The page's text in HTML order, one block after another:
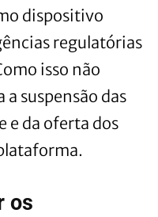
dispositivo
regulatórias
isso não
suspensão das
e da oferta dos
os